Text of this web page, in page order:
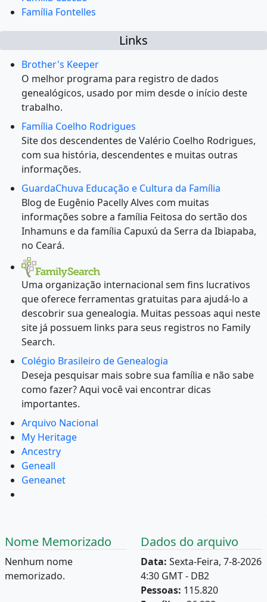
Família Fontelles
Links
Brother's Keeper
O melhor programa para registro de dados
genealógicos, usado por mim desde o início deste
trabalho.
Família Coelho Rodrigues
Site dos descendentes de Valério Coelho Rodrigues,
com sua história, descendentes e muitas outras
informações.
GuardaChuva Educação e Cultura da Família
Blog de Eugênio Pacelly Alves com muitas
informações sobre a família Feitosa do sertão dos
Inhamuns e da família Capuxú da Serra da Ibiapaba,
no Ceará.
Uma organização internacional sem fins lucrativos
que oferece ferramentas gratuitas para ajudá-lo a
descobrir sua genealogia. Muitas pessoas aqui neste
site já possuem links para seus registros no Family
Search.
Colégio Brasileiro de Genealogia
Deseja pesquisar mais sobre sua família e não sabe
como fazer? Aqui você vai encontrar dicas
importantes.
Arquivo Nacional
My Heritage
Ancestry
Geneall
Geneanet
Nome Memorizado
Nenhum nome
memorizado.
Dados do arquivo
Data: Sexta-Feira, 7-8-2026
4:30 GMT - DB2
Pessoas: 115.820